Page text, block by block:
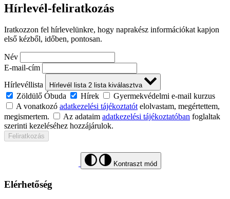
Hírlevél-feliratkozás
Iratkozzon fel hírlevelünkre, hogy naprakész információkat kapjon
első kézből, időben, pontosan.
Név
E-mail-cím
Hírlevéllista
Hírlevél lista 2 lista kiválasztva
Zöldülő Óbuda Hírek
Gyermekvédelmi e-mail kurzus
A vonatkozó adatkezelési tájékoztatótelolvastam, megértettem,
megismertem.
Az adataim adatkezelési tájékoztatóban foglaltak
szerinti kezeléséhez hozzájárulok.
Feliratkozás
Kontraszt mód
Elérhetőség